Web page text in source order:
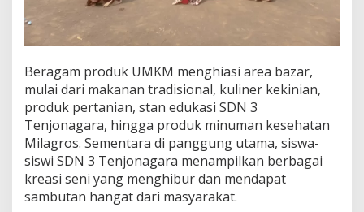
a
a
m
S
a
t
u
P
a
n
Beragam produk UMKM menghiasi area bazar,
mulai dari makanan tradisional, kuliner kekinian,
produk pertanian, stan edukasi SDN 3
Tenjonagara, hingga produk minuman kesehatan
Milagros. Sementara di panggung utama, siswa-
siswi SDN 3 Tenjonagara menampilkan berbagai
kreasi seni yang menghibur dan mendapat
sambutan hangat dari masyarakat.